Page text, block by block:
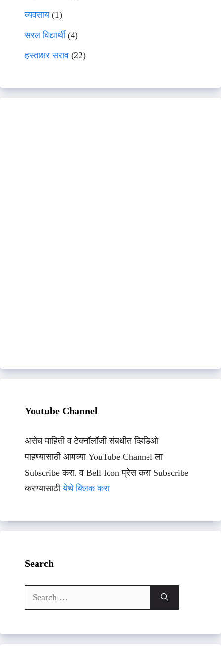
व्यवसाय(1)
सरल विद्यार्थी(4)
हस्ताक्षर सराव (22)
Youtube Channel
असेच माहिती व टेक्नॉलॉजी संबधीत व्हिडिओ
पाहण्यासाठी आमच्या YouTube Channel ला
Subscribe करा. व Bell Icon प्रेस करा Subscribe
करण्यासाठीयेथे क्लिक करा
Search
Search
for: